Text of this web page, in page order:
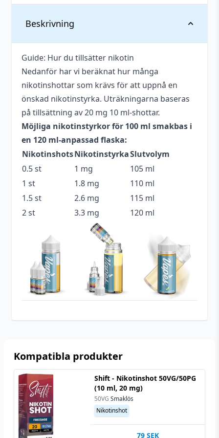
mängd
Beskrivning
Guide: Hur du tillsätter nikotin
Nedanför har vi beräknat hur många
nikotinshottar som krävs för att uppnå en
önskad nikotinstyrka. Uträkningarna baseras
på tillsättning av 20 mg 10 ml-shottar.
Möjliga nikotinstyrkor för 100 ml smakbas i
en 120 ml-anpassad flaska:
NikotinshotsNikotinstyrkaSlutvolym
0.5 st
1 mg
105 ml
1 st
1.8 mg
110 ml
1.5 st
2.6 mg
115 ml
2 st
3.3 mg 120 ml
Vikt
Anpassad för
nikotinstyrka
Antal ml
100 ml
Beskrivande
Bärig ,Fruktig ,
Blandning
70VG / 30PG
Flaskstorlek
120 ml
Innehåller
cooling
Nej
Serie
Moreish Puff
Jordgubbe
Moreish Puff
Tillverkningsland
England
Typ
Shortfill
Utrymme för
nikotinshots
20 ml (2 st)
Kompatibla produkter
Shift - Nikotinshot 50VG/50PG
(10 ml, 20 mg)
50VG Smaklös
Nikotinshot
79 SEK